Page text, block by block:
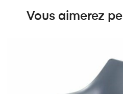
Vous aimerez